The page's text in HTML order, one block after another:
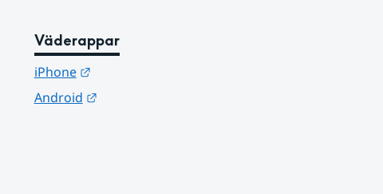
Väderappar
iPhone
Länk till annan webbplats.
Android
Länk till annan webbplats.